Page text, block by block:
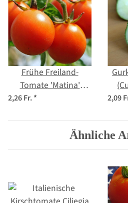
Frühe Freiland-
Tomate 'Matina'
(Solanum
Saatgut
2,26 Fr.* 2,09
Ähnliche